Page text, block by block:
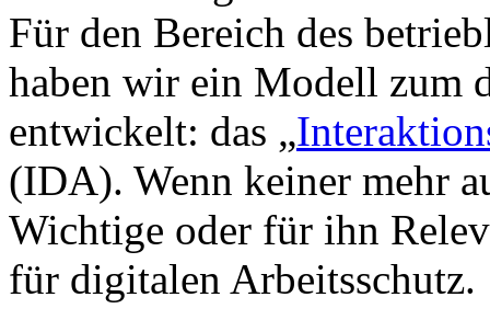
Für den Bereich des
haben wir ein Modell zum
entwickelt: das „
(IDA). Wenn keiner mehr
Wichtige oder für ihn
für digitalen Arbeitsschutz.